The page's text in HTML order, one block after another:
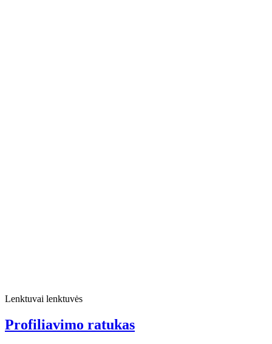
Lenktuvai lenktuvės
Profiliavimo ratukas